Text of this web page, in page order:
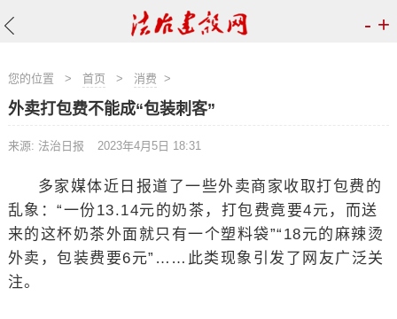
- +
您的位置 > 首页 > 消费 >
外卖打包费不能成“包装刺客”
来源: 法治日报 2023年4月5日 18:31
多家媒体近日报道了一些外卖商家收取打包费的
乱象：“一份13.14元的奶茶，打包费竟要4元，而送
来的这杯奶茶外面就只有一个塑料袋”“18元的麻辣烫
外卖，包装费要6元”……此类现象引发了网友广泛关
注。